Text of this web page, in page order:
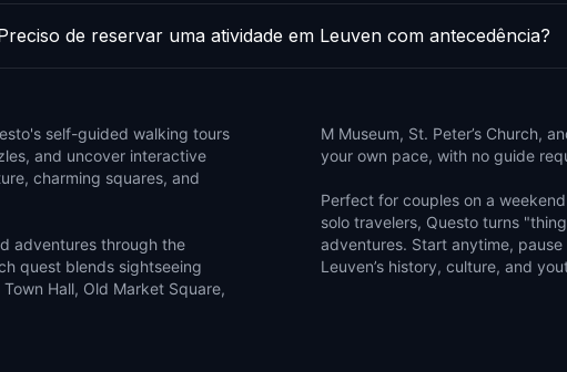
de reservar uma atividade em Leuven com antecedência?
self-guided walking tours
and uncover interactive
charming squares, and
adventures through the
quest blends sightseeing
Hall, Old Market Square,
M Museum, St. Peter’s Church,
your own pace, with no guide
Perfect for couples on a
solo travelers, Questo turns
adventures. Start anytime,
Leuven’s history, culture, and